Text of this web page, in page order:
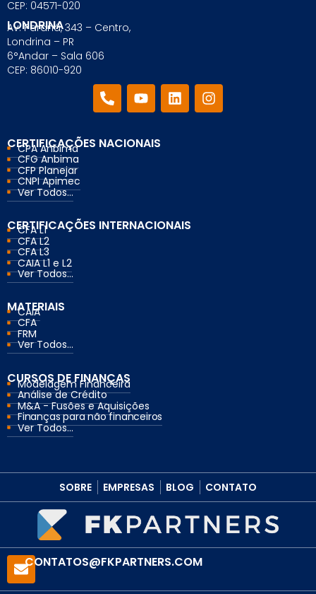
CEP: 04571-020
LONDRINA
Av. Paraná, 343 – Centro,
Londrina – PR
6°Andar – Sala 606
CEP: 86010-920
CERTIFICAÇÕES NACIONAIS
CPA Anbima
CFG Anbima
CFP Planejar
CNPI Apimec
Ver Todos...
CERTIFICAÇÕES INTERNACIONAIS
CFA L1
CFA L2
CFA L3
CAIA L1 e L2
Ver Todos...
MATERIAIS
CAIA
CFA
FRM
Ver Todos...
CURSOS DE FINANÇAS
Modelagem Financeira
Análise de Crédito
M&A - Fusões e Aquisições
Finanças para não financeiros
Ver Todos...
SOBRE EMPRESAS BLOG CONTATO
CONTATOS@FKPARTNERS.COM